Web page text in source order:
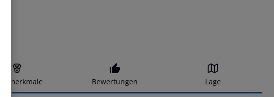
Bewertungen Lage